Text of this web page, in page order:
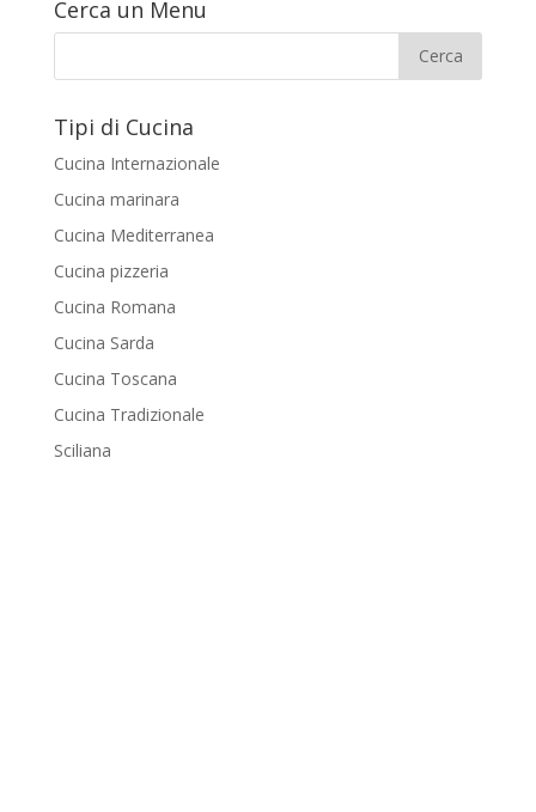
Cerca un Menu
Tipi di Cucina
Cucina Internazionale
Cucina marinara
Cucina Mediterranea
Cucina pizzeria
Cucina Romana
Cucina Sarda
Cucina Toscana
Cucina Tradizionale
Sciliana